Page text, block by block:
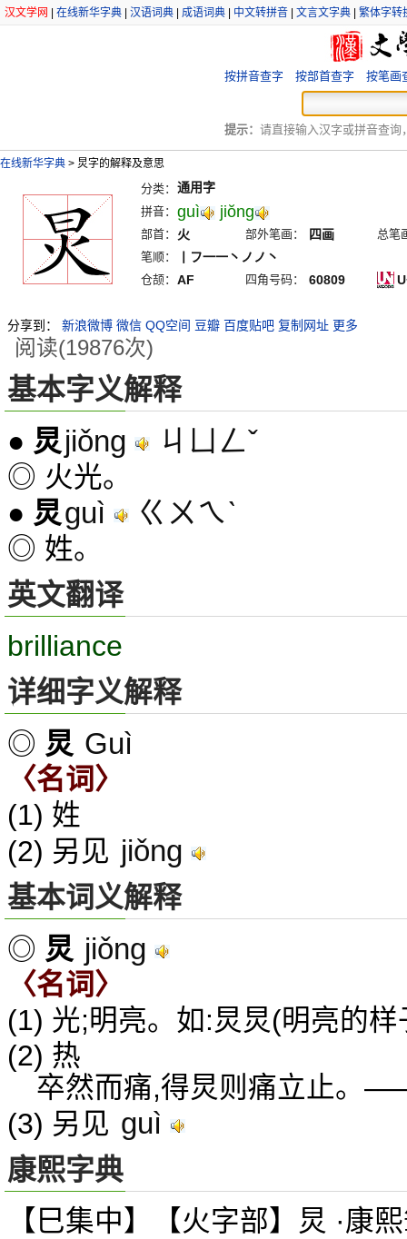
汉文学网 在线新华字典 汉语词典 成语词典 中文转拼音 文言文字典 繁体字转
按拼音查字 按部首查字 按笔画
提示： 请直接输入汉字或拼音查询
在线新华字典 > 炅字的解释及意思
分类： 通用字
拼音： guì jiŏng
部首： 火 部外笔画： 四画
总笔
笔顺：
丨フ一一丶ノノ丶
仓颉： AF 四角号码： 60809
分享到： 新浪微博 微信 QQ空间 豆瓣 百度贴吧 复制网址 更多
阅读(19876次)
基本字义解释
● 炅 jiǒng ㄐㄩㄥˇ
◎ 火光。
● 炅guì ㄍㄨㄟˋ
◎ 姓。
英文翻译
brilliance
详细字义解释
◎ 炅 Guì
〈名词〉
(1) 姓
(2) 另见 jiǒng
基本词义解释
◎ 炅 jiǒng
〈名词〉
(1) 光;明亮。如:炅炅(明亮的
(2) 热
卒然而痛,得炅则痛立止。
(3) 另见 guì
康熙字典
【巳集中】【火字部】炅 ·康